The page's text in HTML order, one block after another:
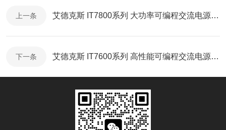
上一条 艾德克斯 IT7800系列 大功率可编程交流电源-使用说明
下一条 艾德克斯 IT7600系列 高性能可编程交流电源-产品折页